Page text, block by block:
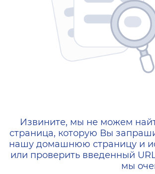
404 — Страница
Извините, мы не можем
страница, которую Вы
нашу домашнюю страницу и
или проверить введенный
мы